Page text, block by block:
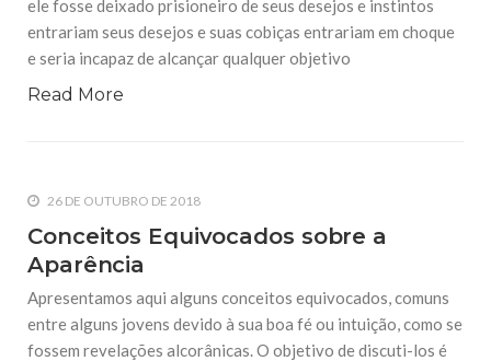
guardado por anjos severos e
O Terrorismo – Desfazendo Mitos
Introdução Em Nome de Deus o Clemente o Misericordioso
Ética, Política e Sociedade (Os conceitos
islâmicos aplicados para o Tahsin)
Por: Isma’il Ahmad Em Nome de Deus, o Clemente, o
Misericordioso O Islam, em todos os seus aspectos, se
primordial). Portanto, sua efetivação em qualquer nível ou
ele fosse deixado prisioneiro de seus desejos e instintos
entrariam seus desejos e suas cobiças entrariam em choque
e seria incapaz de alcançar qualquer objetivo
Read More
26 DE OUTUBRO DE 2018
Conceitos Equivocados sobre a
Aparência
Apresentamos aqui alguns conceitos equivocados, comuns
entre alguns jovens devido à sua boa fé ou intuição, como se
fossem revelações alcorânicas. O objetivo de discuti-los é